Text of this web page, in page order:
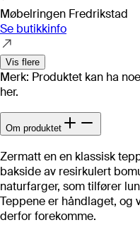
Møbelringen Fredrikstad
Se butikkinfo
Vis flere
Merk: Produktet kan ha
her.
Om produktet
Zermatt en en klassisk
bakside av resirkulert
naturfarger, som tilfører
Teppene er håndlaget, og
derfor forekomme.